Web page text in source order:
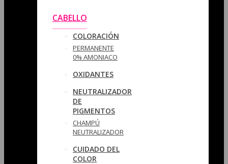
CABELLO
COLORACIÓN
PERMANENTE
0% AMONIACO
OXIDANTES
NEUTRALIZADOR
DE
PIGMENTOS
CHAMPÚ
NEUTRALIZADOR
CUIDADO DEL
COLOR